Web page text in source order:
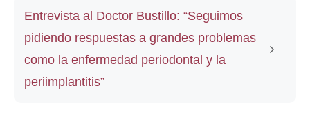
Entrevista al Doctor Bustillo: “Seguimos
pidiendo respuestas a grandes problemas
como la enfermedad periodontal y la
periimplantitis”